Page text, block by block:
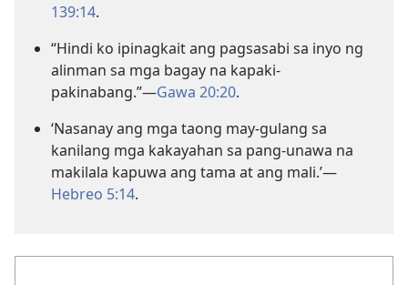
139:14.
“Hindi ko ipinagkait ang pagsasabi sa inyo ng
alinman sa mga bagay na kapaki-
pakinabang.”—Gawa 20:20.
‘Nasanay ang mga taong may-gulang sa
kanilang mga kakayahan sa pang-unawa na
makilala kapuwa ang tama at ang mali.’—
Hebreo 5:14.